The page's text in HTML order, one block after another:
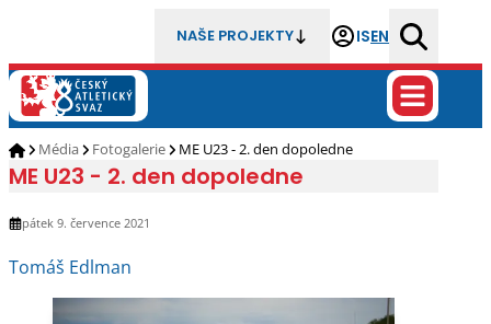
NAŠE PROJEKTY ISEN
Média Fotogalerie ME U23 - 2. den dopoledne
ME U23 - 2. den dopoledne
pátek 9. července 2021
Tomáš Edlman